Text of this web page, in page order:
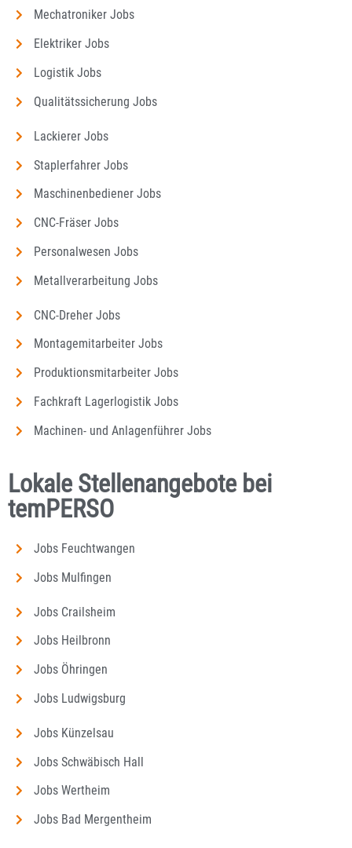
Mechatroniker Jobs
Elektriker Jobs
Logistik Jobs
Qualitätssicherung Jobs
Lackierer Jobs
Staplerfahrer Jobs
Maschinenbediener Jobs
CNC-Fräser Jobs
Personalwesen Jobs
Metallverarbeitung Jobs
CNC-Dreher Jobs
Montagemitarbeiter Jobs
Produktionsmitarbeiter Jobs
Fachkraft Lagerlogistik Jobs
Machinen- und Anlagenführer Jobs
Lokale Stellenangebote bei
temPERSO
Jobs Feuchtwangen
Jobs Mulfingen
Jobs Crailsheim
Jobs Heilbronn
Jobs Öhringen
Jobs Ludwigsburg
Jobs Künzelsau
Jobs Schwäbisch Hall
Jobs Wertheim
Jobs Bad Mergentheim